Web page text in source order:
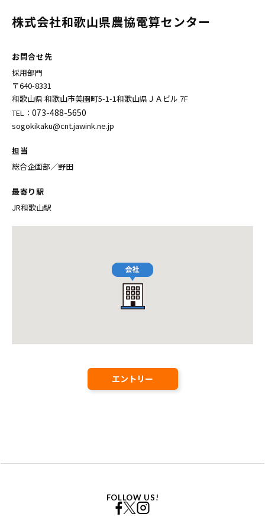
株式会社和歌山県農協電算センター
お問合せ先
採用部門
〒640-8331
和歌山県 和歌山市美園町5-1-1和歌山県ＪＡビル 7F
TEL： 073-488-5650
sogokikaku@cnt.jawink.ne.jp
担当
総合企画部／野田
最寄り駅
JR和歌山駅
エントリー
FOLLOW US!